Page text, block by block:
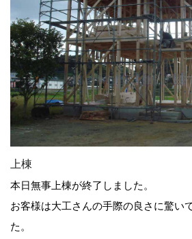
上棟
本日無事上棟が終了しました。
お客様は大工さんの手際の良さに驚い
た。